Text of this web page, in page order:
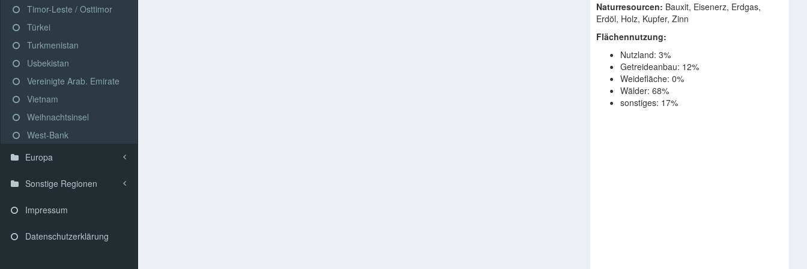
Timor-Leste / Osttimor
Türkei
Turkmenistan
Usbekistan
Vereinigte Arab. Emirate
Vietnam
Weihnachtsinsel
West-Bank
Europa
Sonstige Regionen
Impressum
Datenschutzerklärung
Naturresourcen: Bauxit, Eisenerz, Erdgas,
Erdöl, Holz, Kupfer, Zinn
Flächennutzung:
Nutzland: 3%
Getreideanbau: 12%
Weidefläche: 0%
Wälder: 68%
sonstiges: 17%